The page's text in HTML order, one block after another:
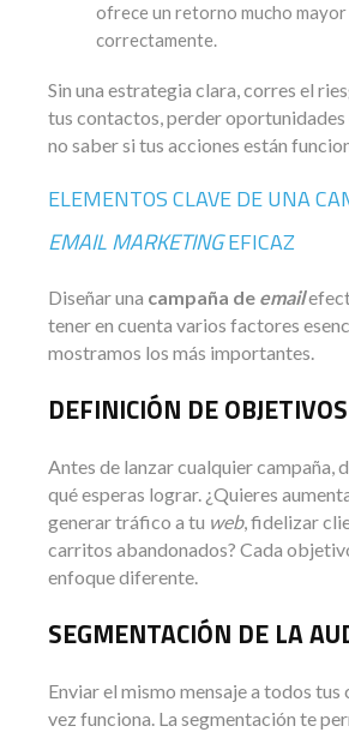
ofrece un retorno mucho
correctamente.
Sin una estrategia clara, corres el
tus contactos, perder
no saber si tus acciones están
ELEMENTOS CLAVE DE UNA
EMAIL MARKETINGEFICAZ
Diseñar una campaña de email
tener en cuenta varios factores
mostramos los más importantes.
DEFINICIÓN DE OBJETIVOS
Antes de lanzar cualquier campaña,
qué esperas lograr. ¿Quieres
generar tráfico a tu web, fidelizar
carritos abandonados? Cada
enfoque diferente.
SEGMENTACIÓN DE LA
Enviar el mismo mensaje a todos
vez funciona. La segmentación te